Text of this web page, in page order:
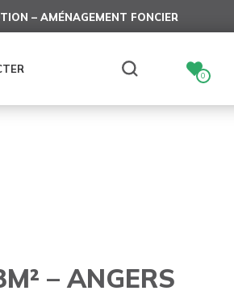
– AMÉNAGEMENT FONCIER
0
– ANGERS